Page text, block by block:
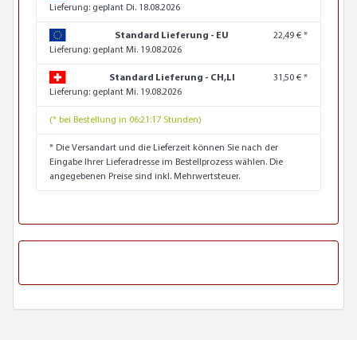
Lieferung: geplant Di. 18.08.2026
Standard Lieferung - EU
22,49 € *
Lieferung: geplant Mi. 19.08.2026
Standard Lieferung - CH,LI
31,50 € *
Lieferung: geplant Mi. 19.08.2026
(* bei Bestellung in 06:21:16 Stunden)
* Die Versandart und die Lieferzeit können Sie nach der
Eingabe Ihrer Lieferadresse im Bestellprozess wählen. Die
angegebenen Preise sind inkl. Mehrwertsteuer.